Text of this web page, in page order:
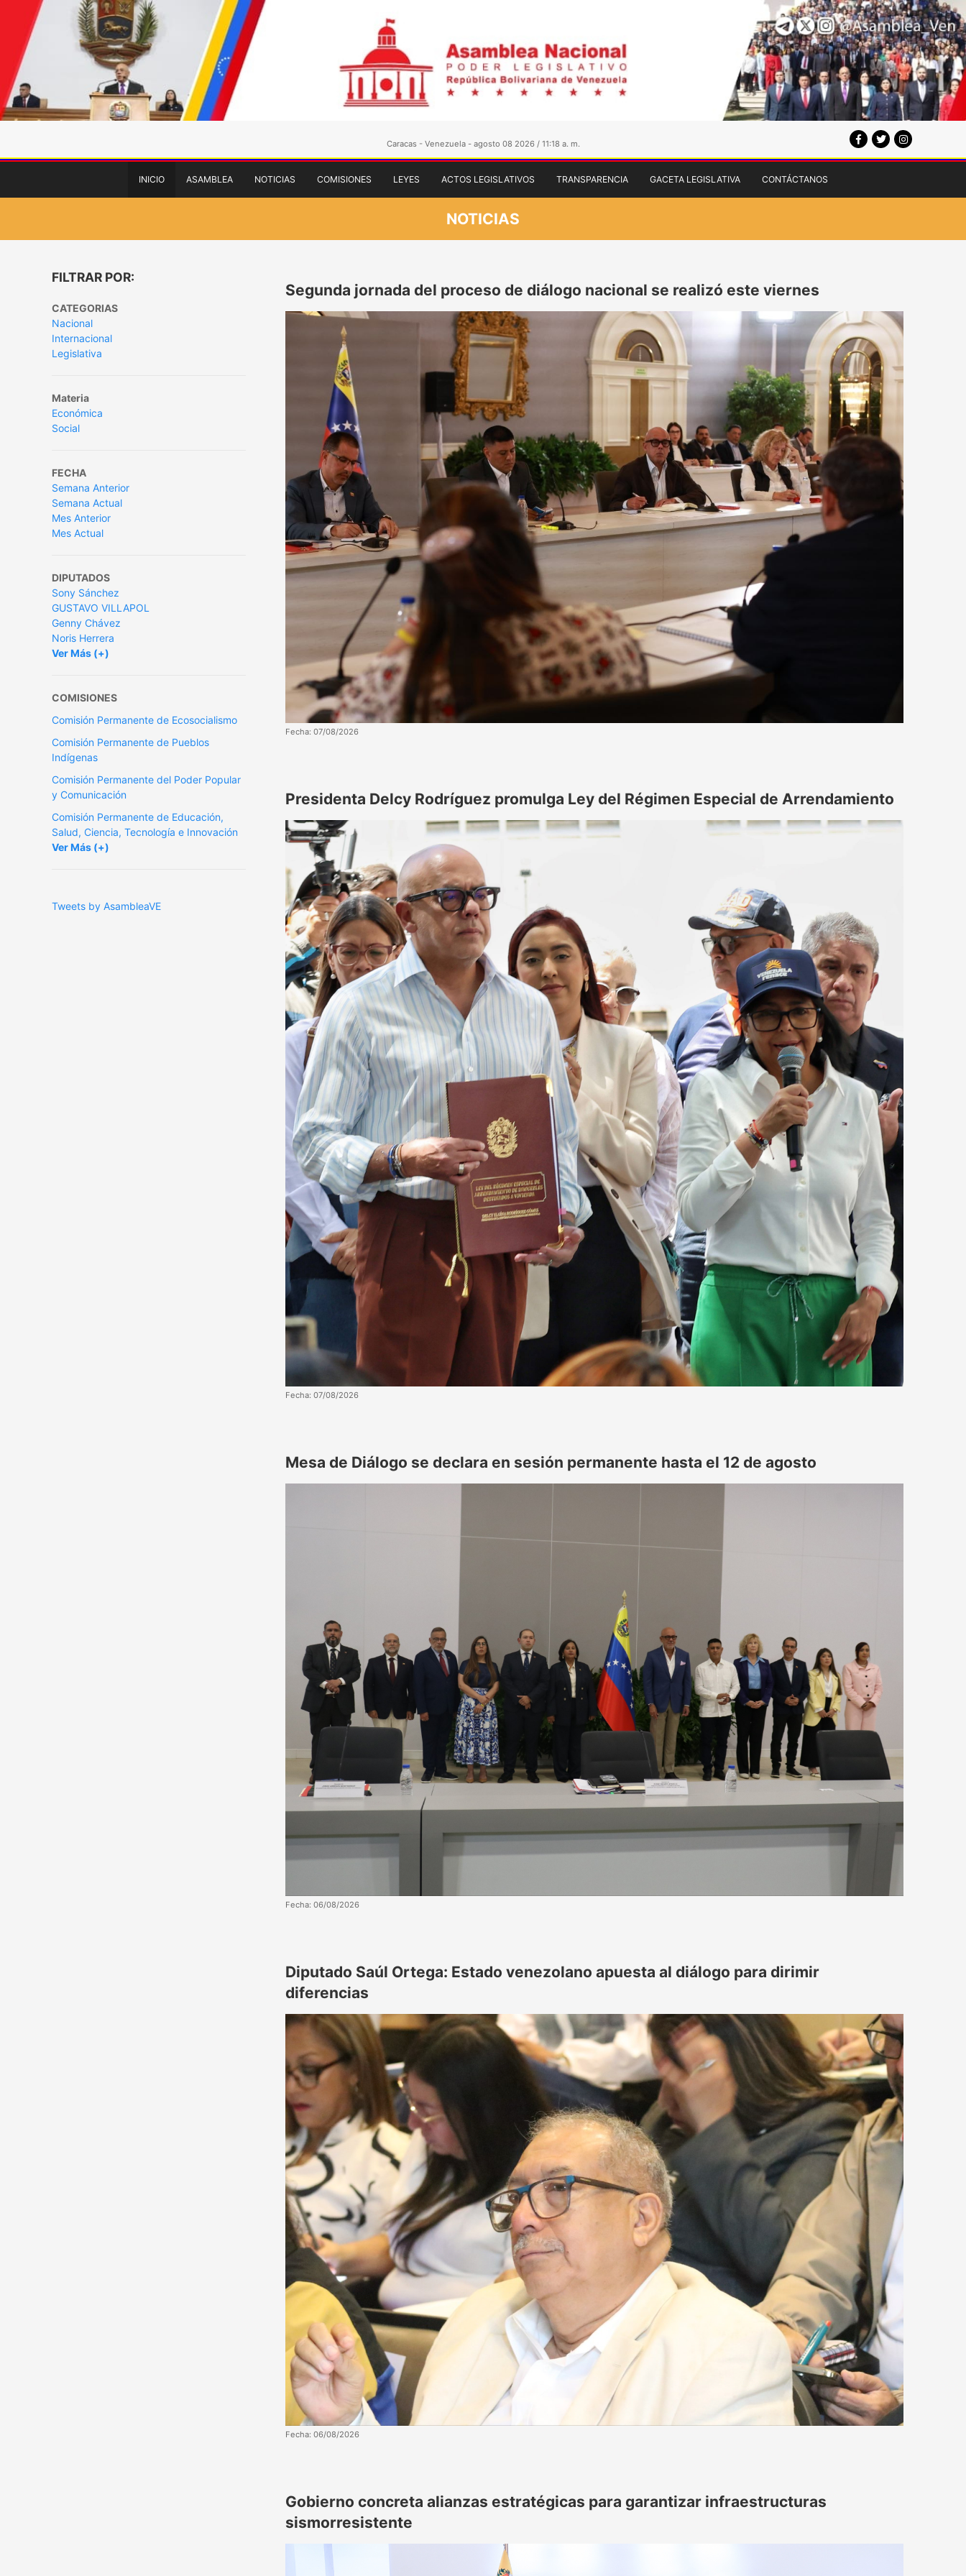
Caracas - Venezuela - agosto 08 2026 / 11:18 a. m.
INICIO ASAMBLEA NOTICIAS COMISIONES LEYES ACTOS LEGISLATIVOS TRANSPARENCIA GACETA LEGISLATIVA CONTÁCTANOS
NOTICIAS
FILTRAR POR:
CATEGORIAS
Nacional
Internacional
Legislativa
Materia
Económica
Social
FECHA
Semana Anterior
Semana Actual
Mes Anterior
Mes Actual
DIPUTADOS
Sony Sánchez
GUSTAVO VILLAPOL
Genny Chávez
Noris Herrera
Ver Más (+)
COMISIONES
Comisión Permanente de Ecosocialismo
Comisión Permanente de Pueblos
Indígenas
Comisión Permanente del Poder Popular
y Comunicación
Comisión Permanente de Educación,
Salud, Ciencia, Tecnología e Innovación
Ver Más (+)
Tweets by AsambleaVE
Segunda jornada del proceso de diálogo nacional se realizó este viernes
Fecha: 07/08/2026
Presidenta Delcy Rodríguez promulga Ley del Régimen Especial de Arrendamiento
Fecha: 07/08/2026
Mesa de Diálogo se declara en sesión permanente hasta el 12 de agosto
Fecha: 06/08/2026
Diputado Saúl Ortega: Estado venezolano apuesta al diálogo para dirimir
diferencias
Fecha: 06/08/2026
Gobierno concreta alianzas estratégicas para garantizar infraestructuras
sismorresistente